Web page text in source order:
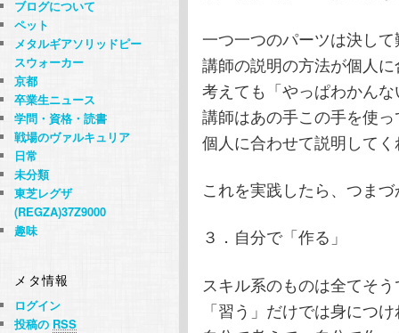
一つ一つのパーツは決し
講師の説明の方法が個人
考えても「やっぱわかん
講師はあの手この手を使
個人に合わせて説明して
これを実践したら、つま
３．自分で「作る」
スキル系のものは全てそ
「習う」だけでは身につ
ブログについて
ペット
メタルギアソリッドピー
スウォーカー
京都
卒業生ニュース
学問・資格・読書
戦場のヴァルキュリア
日常
未分類
東芝レグザ
(REGZA)37Z9000
趣味
メタ情報
ログイン
投稿の RSS